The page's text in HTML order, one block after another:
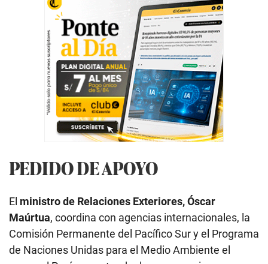
PEDIDO DE APOYO
El ministro de Relaciones Exteriores, Óscar
Maúrtua, coordina con agencias internacionales, la
Comisión Permanente del Pacífico Sur y el Programa
de Naciones Unidas para el Medio Ambiente el